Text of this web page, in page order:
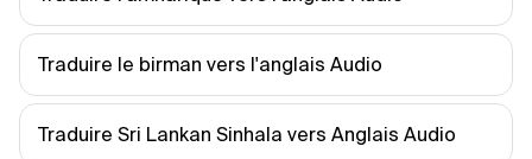
Traduire le birman vers l'anglais Audio
Traduire Sri Lankan Sinhala vers Anglais Audio